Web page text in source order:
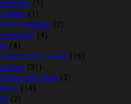
(1)
walker (1)
Godbidder (3)
Krønch (4)
(4)
Moist Soft Treats (15)
(31)
Soft Snak (3)
(14)
(2)